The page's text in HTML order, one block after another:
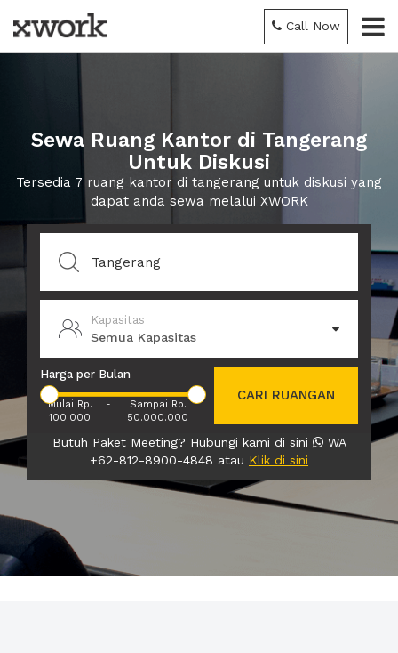
Call Now
Sewa Ruang Kantor di Tangerang
Untuk Diskusi
Tersedia 7 ruang kantor di tangerang untuk diskusi yang
dapat anda sewa melalui XWORK
Kapasitas
Semua Kapasitas
Harga per Bulan
Mulai Rp.
100.000
-
Sampai Rp.
50.000.000
CARI RUANGAN
Butuh Paket Meeting? Hubungi kami di sini
WA
+62-812-8900-4848 atau Klik di sini